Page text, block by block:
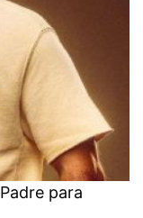
para